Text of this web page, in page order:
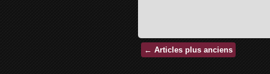
← Articles plus anciens